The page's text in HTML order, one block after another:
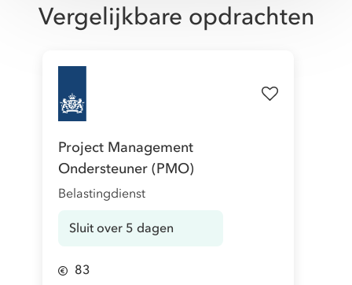
Vergelijkbare opdrachten
Project Management
Ondersteuner (PMO)
Belastingdienst
Sluit over 5 dagen
83